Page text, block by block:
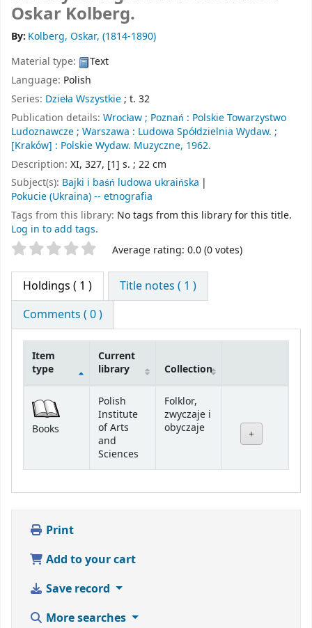
Oskar Kolberg.
By: Kolberg, Oskar, (1814-1890)
Material type:
Text
Language: Polish
Series: Dzieła Wszystkie; t. 32
Publication details: Wrocław ; Poznań : Polskie Towarzystwo
Ludoznawcze ; Warszawa : Ludowa Spółdzielnia Wydaw. ;
[Kraków] : Polskie Wydaw. Muzyczne, 1962.
Description: XI, 327, [1] s. ; 22 cm
Subject(s): Bajki i baśń ludowa ukraińska
Pokucie (Ukraina) -- etnografia
Tags from this library: No tags from this library for this title.
Log in to add tags.
Star ratings Average rating: 0.0 (0 votes)
Holdings ( 1 )
Title notes ( 1 )
Comments ( 0 )
Item
type
Current
library
Collection
Books
Polish
Institute
of Arts
and
Sciences
Folklor,
zwyczaje i
obyczaje
Print
Add to your cart
Save record
More searches